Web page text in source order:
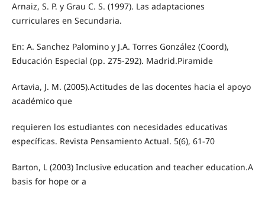
Arnaiz, S. P. y Grau C. S. (1997). Las adaptaciones
curriculares en Secundaria.
En: A. Sanchez Palomino y J.A. Torres González (Coord),
Educación Especial (pp. 275-292). Madrid.Piramide
Artavia, J. M. (2005).Actitudes de las docentes hacia el apoyo
académico que
requieren los estudiantes con necesidades educativas
específicas. Revista Pensamiento Actual. 5(6), 61-70
Barton, L (2003) Inclusive education and teacher education.A
basis for hope or a